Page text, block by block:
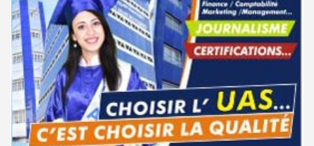
05-08
الترشح للماجستير بالمعهد العالي للرياضة والتربية البدنية بصفاقس 2026-
2027
04-08 نتائج القبول الأولي لمناظرة إنتداب أساتذة التعليم الثانوي والفني والتقني
04-08 المركز القطاعي للتكوين في الآلية الفلاحية جوقار الفحص :فتح باب الترشح
لقبول متكونين
04-08 المركز القطاعي للتكوين في الآلية الفلاحية جوقار الفحص : دورة سبتمبر 2026
15-11 مناظرة الإلتحاق بالتكوين في مستوى مؤهل التقني السامي - دورة فيفري 2025
11-09 الإعلان عن نتائج مناظرة الإلتحاق بالتكوين في مستوى مؤهل التقني السامي -
دورة سبتمبر 2024
02-09 نتائج مناظرة الإلتحاق بالتكوين في مستوى مؤهل التقني السامي - دورة
سبتمبر 2024
28-06 دليل التوجيه للأكاديميات والمدارس العسكرية 2024